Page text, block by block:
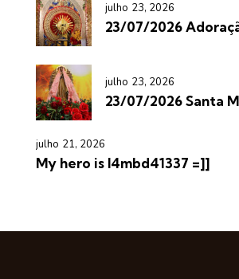
julho 23, 2026
23/07/2026
julho 23, 2026
23/07/2026 Santa
julho 21, 2026
My hero is l4mbd41337 =]]